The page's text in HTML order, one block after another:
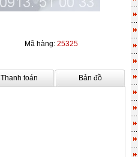
Mã hàng: 25325
Thanh toán Bản đồ